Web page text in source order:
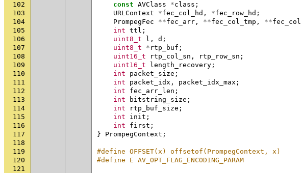
102
const AVClass *class ;
103
URLContext *fec_col_hd , *fec_row_hd ;
104
PrompegFec **fec_arr , **fec_col_tmp , **fec_col
105
int ttl ;
106
uint8_t l , d ;
107
uint8_t * rtp_buf ;
108
uint16_t rtp_col_sn , rtp_row_sn ;
109
uint16_t length_recovery ;
110
int packet_size ;
111
int packet_idx , packet_idx_max ;
112
int fec_arr_len ;
113
int bitstring_size ;
114
int rtp_buf_size ;
115
int init ;
116
int first ;
117
} PrompegContext ;
118
119
#define OFFSET(x) offsetof(PrompegContext, x)
120
#define E AV_OPT_FLAG_ENCODING_PARAM
121